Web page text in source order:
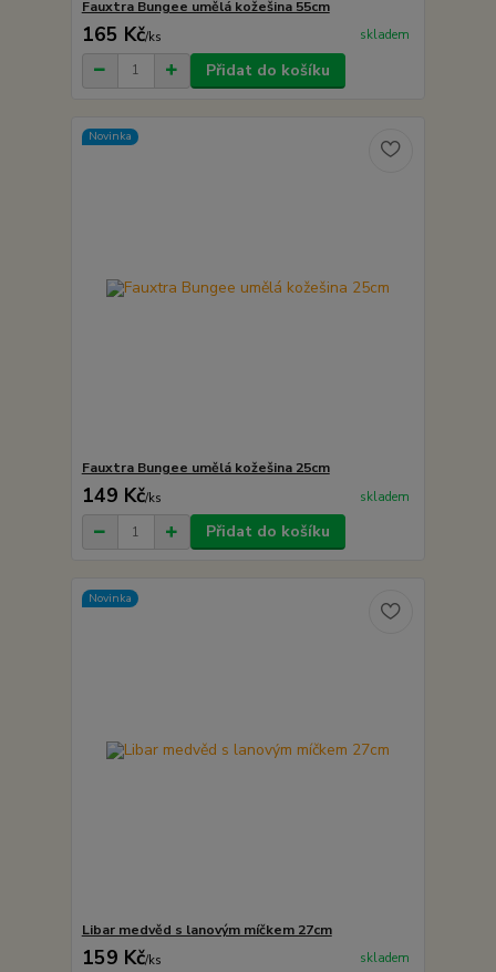
Fauxtra Bungee umělá kožešina 55cm
165 Kč/ks skladem
Přidat do košíku
Novinka
Fauxtra Bungee umělá kožešina 25cm
149 Kč/ks skladem
Přidat do košíku
Novinka
Libar medvěd s lanovým míčkem 27cm
159 Kč/ks skladem